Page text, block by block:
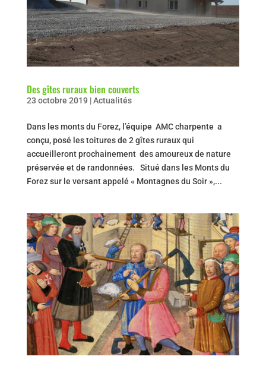
Des gîtes ruraux bien couverts
23 octobre 2019 |Actualités
Dans les monts du Forez, l’équipe AMC charpente a
conçu, posé les toitures de 2 gîtes ruraux qui
accueilleront prochainement des amoureux de nature
préservée et de randonnées. Situé dans les Monts du
Forez sur le versant appelé « Montagnes du Soir »,...